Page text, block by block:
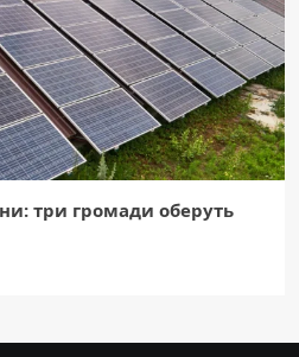
три громади оберуть